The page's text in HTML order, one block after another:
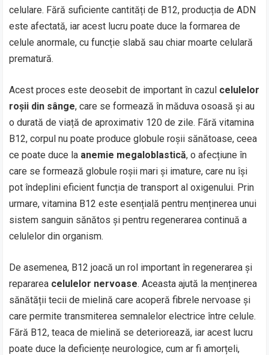
celulare. Fără suficiente cantități de B12, producția de ADN
este afectată, iar acest lucru poate duce la formarea de
celule anormale, cu funcție slabă sau chiar moarte celulară
prematură.
Acest proces este deosebit de important în cazul celulelor
roșii din sânge, care se formează în măduva osoasă și au
o durată de viață de aproximativ 120 de zile. Fără vitamina
B12, corpul nu poate produce globule roșii sănătoase, ceea
ce poate duce la anemie megaloblastică, o afecțiune în
care se formează globule roșii mari și imature, care nu își
pot îndeplini eficient funcția de transport al oxigenului. Prin
urmare, vitamina B12 este esențială pentru menținerea unui
sistem sanguin sănătos și pentru regenerarea continuă a
celulelor din organism.
De asemenea, B12 joacă un rol important în regenerarea și
repararea celulelor nervoase. Aceasta ajută la menținerea
sănătății tecii de mielină care acoperă fibrele nervoase și
care permite transmiterea semnalelor electrice între celule.
Fără B12, teaca de mielină se deteriorează, iar acest lucru
poate duce la deficiențe neurologice, cum ar fi amorțeli,